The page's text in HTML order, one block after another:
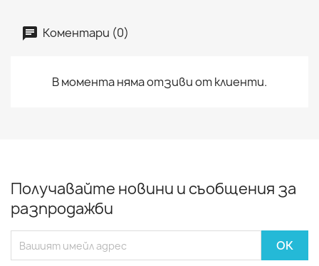
Коментари (0)
В момента няма отзиви от клиенти.
Получавайте новини и съобщения за
разпродажби